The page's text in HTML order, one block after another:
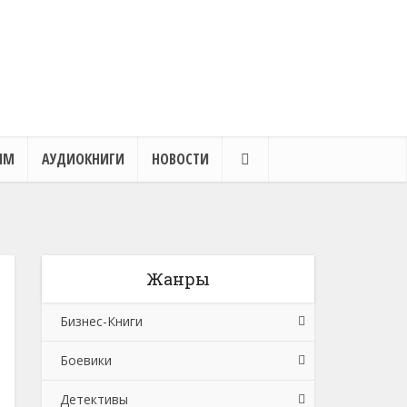
АУДИОКНИГИ НОВОСТИ
Жанры
Бизнес-Книги
Банковское дело
Бухучет, налогообложение, аудит
Боевики
Боевики: Прочее
Детективы